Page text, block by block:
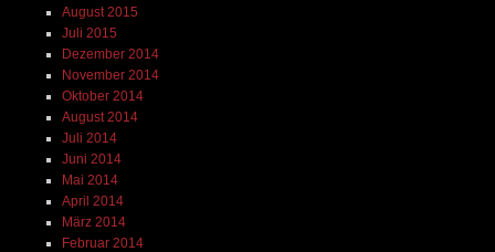
August 2015
Juli 2015
Dezember 2014
November 2014
Oktober 2014
August 2014
Juli 2014
Juni 2014
Mai 2014
April 2014
März 2014
Februar 2014